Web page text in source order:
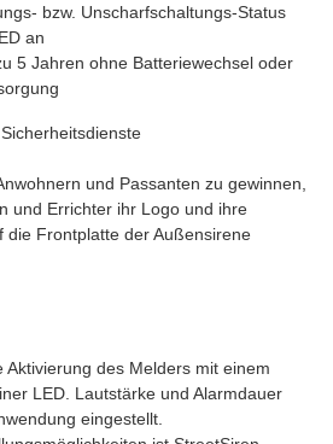
bzw. Unscharfschaltungs-Status
an
5 Jahren ohne Batteriewechsel oder
und Passanten zu gewinnen,
und Errichter ihr Logo und ihre
die Frontplatte der Außensirene
Aktivierung des Melders mit einem
LED. Lautstärke und Alarmdauer
eingestellt.